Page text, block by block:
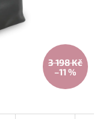
3 198 Kč
–11 %